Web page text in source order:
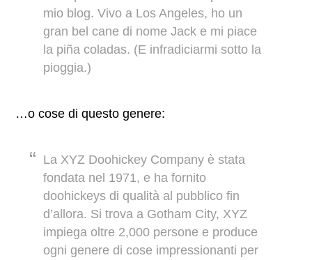
mio blog. Vivo a Los Angeles, ho un
gran bel cane di nome Jack e mi piace
la piña coladas. (E infradiciarmi sotto la
pioggia.)
…o cose di questo genere:
La XYZ Doohickey Company è stata
fondata nel 1971, e ha fornito
doohickeys di qualità al pubblico fin
d’allora. Si trova a Gotham City, XYZ
impiega oltre 2,000 persone e produce
ogni genere di cose impressionanti per